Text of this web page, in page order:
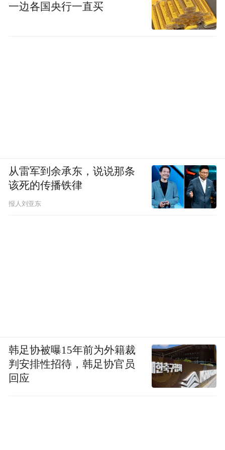
一边各国央行一直买
从雷军到余承东，说说那条
该死的传播铁律
报人刘亚东
韩足协被曝15年前为外籍裁
判安排性招待，韩足协官员
回应